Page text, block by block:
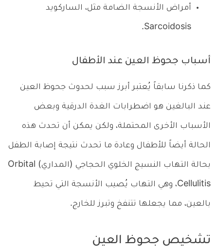
أمراض الأنسجة الضامة مثل، الساركويد
Sarcoidosis.
أسباب جحوظ العين عند الأطفال
كما ذكرنا سابقاً يُعتبر أبرز سبب لحدوث جحوظ العين
عند البالغين هو اضطرابات الغدة الدرقية وبعض
الأسباب الأخرى المحتملة، ولكن يمكن أن تحدث هذه
الحالة أيضاً للأطفال وعادة ما تحدث نتيجة إصابة الطفل
بحالة التهاب النسيج الخلوي الحجاجي (المداري) Orbital
Cellulitis، وهي التهاب يُصيب الأنسجة التي تحيط
بالعين، مما يجعلها تتنفخ وتبرز للخارج.
تشخيص جحوظ العين